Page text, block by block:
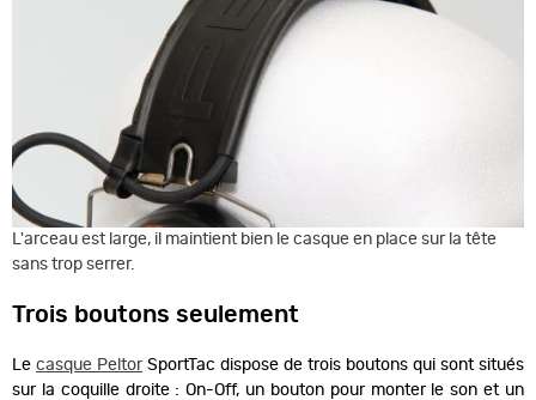
L'arceau est large, il maintient bien le casque en place sur la tête
sans trop serrer.
Trois boutons seulement
Le casque PeltorSportTac dispose de trois boutons qui sont situés
sur la coquille droite : On-Off, un bouton pour monter le son et un